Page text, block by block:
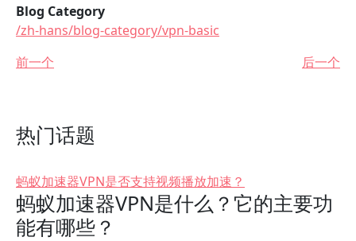
Blog Category
/zh-hans/blog-category/vpn-basic
前一个
后一个
热门话题
蚂蚁加速器VPN是否支持视频播放加速？
蚂蚁加速器VPN是什么？它的主要功
能有哪些？